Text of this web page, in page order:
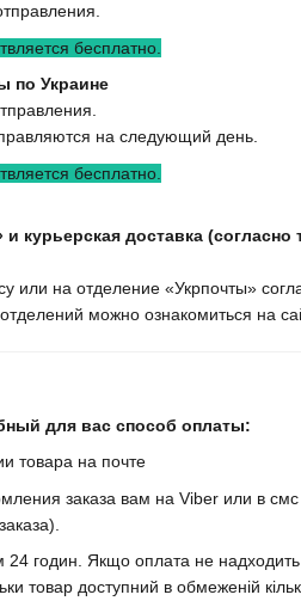
бесплатно.
по Украине
на следующий день.
бесплатно.
курьерская доставка
или на отделение «Укрпочты»
можно ознакомиться на
для вас способ оплаты:
товара на почте
заказа вам на Viber или в смс
годин. Якщо оплата не надходить
товар доступний в обмеженій